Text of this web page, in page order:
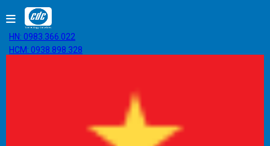
HN: 0983.366.022
HCM: 0938.898.328